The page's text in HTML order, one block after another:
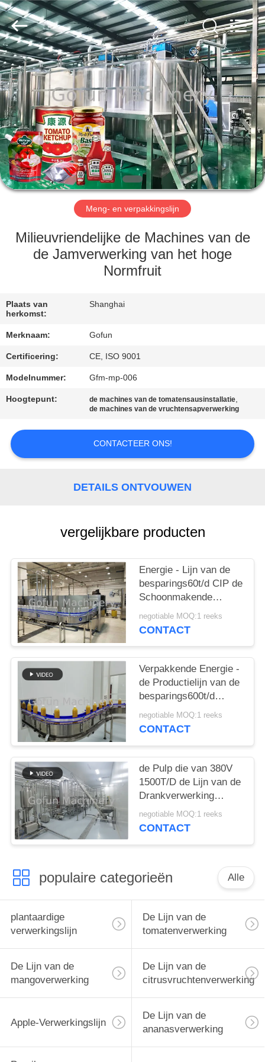
HUIS
PRODUCTEN
VIDEOS
VR-
SHOW
ONGEVEER
ONS
CONTACTEER
ONS
GEVALLEN
VERZOEK
SITEMAP
PRIVACYBELEID
Gofun
Machinery
Co.,
Ltd..
All
Rights
Reserved.
Meng- en verpakkingslijn
Milieuvriendelijke de Machines van de
de Jamverwerking van het hoge
Normfruit
Plaats van
herkomst:
Shanghai
Merknaam: Gofun
Certificering: CE, ISO 9001
Modelnummer: Gfm-mp-006
Hoogtepunt: de machines van de tomatensausinstallatie,
de machines van de vruchtensapverwerking
CONTACTEER ONS!
DETAILS ONTVOUWEN
vergelijkbare producten
Energie - Lijn van de
besparings60t/d CIP de
Schoonmakende
Fruitverwerking
negotiable MOQ:1 reeks
CONTACT
Verpakkende Energie -
de Productielijn van de
besparings600t/d
Drank
negotiable MOQ:1 reeks
CONTACT
de Pulp die van 380V
1500T/D de Lijn van de
Drankverwerking
mengen
negotiable MOQ:1 reeks
CONTACT
populaire categorieën Alle
plantaardige
verwerkingslijn
De Lijn van de
tomatenverwerking
De Lijn van de
mangoverwerking
De Lijn van de
citrusvruchtenverwerking
Apple-Verwerkingslijn
De Lijn van de
ananasverwerking